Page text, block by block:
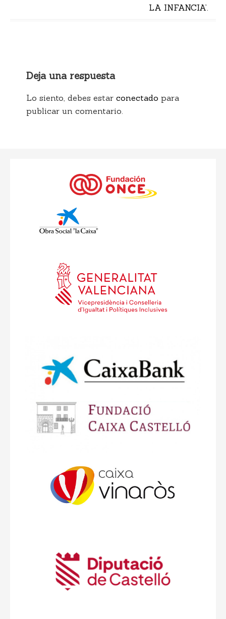
LA INFANCIA’.
Deja una respuesta
Lo siento, debes estar conectado para
publicar un comentario.